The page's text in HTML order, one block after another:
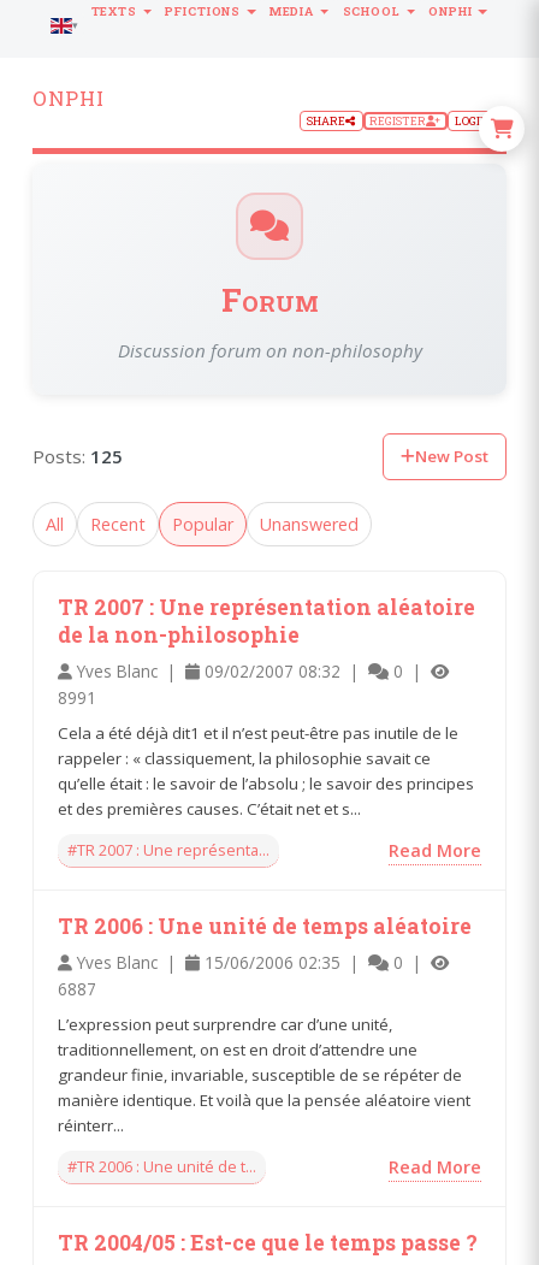
ONPHI
SHARE REGISTER LOGIN
Forum
Discussion forum on non-philosophy
Posts: 125 New Post
All Recent Popular Unanswered
TR 2007 : Une représentation aléatoire
de la non-philosophie
Yves Blanc | 09/02/2007 08:32 |
0 |
8991
Cela a été déjà dit1 et il n’est peut-être pas inutile de le
rappeler : « classiquement, la philosophie savait ce
qu’elle était : le savoir de l’absolu ; le savoir des principes
et des premières causes. C’était net et s...
#TR 2007 : Une représenta...
Read More
TR 2006 : Une unité de temps aléatoire
Yves Blanc | 15/06/2006 02:35 |
0 |
6887
L’expression peut surprendre car d’une unité,
traditionnellement, on est en droit d’attendre une
grandeur finie, invariable, susceptible de se répéter de
manière identique. Et voilà que la pensée aléatoire vient
réinterr...
#TR 2006 : Une unité de t...
Read More
TR 2004/05 : Est-ce que le temps passe ?
LANGUAGE
TEXTS PFICTIONS MEDIA SCHOOL ONPHI